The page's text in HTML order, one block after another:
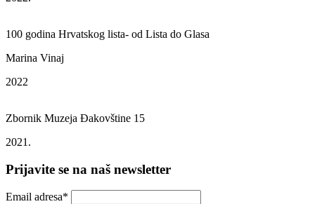
100 godina Hrvatskog lista- od Lista do Glasa
Marina Vinaj
2022
Zbornik Muzeja Đakovštine 15
2021.
Prijavite se na naš newsletter
Email adresa*